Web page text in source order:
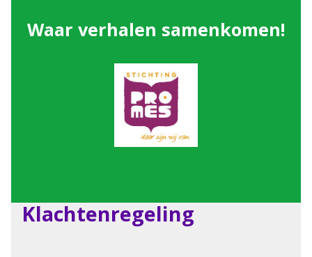
Waar verhalen samenkomen!
Klachtenregeling